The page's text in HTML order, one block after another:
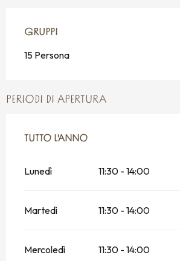
GRUPPI
GRUPPI
15 Persona
PERIODI DI APERTURA
TUTTO L'ANNO
TUTTO L'ANNO
Lunedì 11:30 - 14:00
Martedì 11:30 - 14:00
Mercoledì 11:30 - 14:00